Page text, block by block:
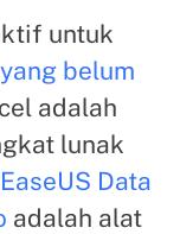
untuk
belum
adalah
lunak
EaseUS Data
adalah alat